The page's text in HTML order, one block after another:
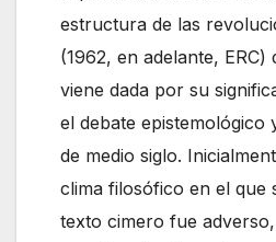
estructura de las
(1962, en adelante, ERC)
viene dada por su
el debate epistemológico
de medio siglo.
clima filosófico en el que
texto cimero fue